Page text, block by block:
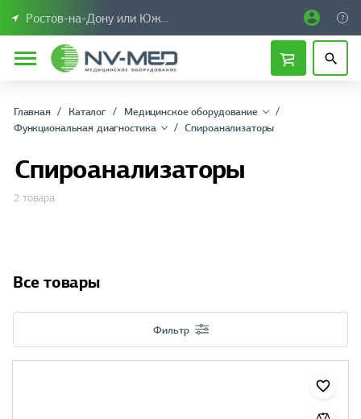
Ростов-на-Дону или Южный Федеральный округ
Главная Каталог
Медицинское оборудование
Функциональная диагностика
Спироанализаторы
Спироанализаторы
2 товара
Все товары
Фильтр